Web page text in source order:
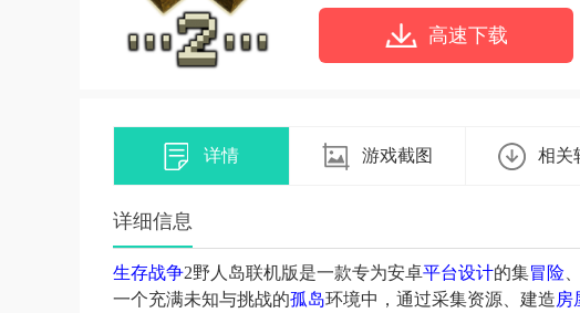
高速下载
详情 游戏截图 相关
详细信息
生存战争2野人岛联机版是一款专为安卓平台设计的集冒险
一个充满未知与挑战的孤岛环境中，通过采集资源、建造房